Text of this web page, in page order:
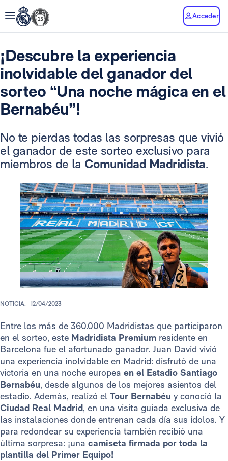
Acceder
¡Descubre la experiencia
inolvidable del ganador del
sorteo “Una noche mágica en el
Bernabéu”!
No te pierdas todas las sorpresas que vivió
el ganador de este sorteo exclusivo para
miembros de la Comunidad Madridista.
NOTICIA. 12/04/2023
Entre los más de 360.000 Madridistas que participaron
en el sorteo, este Madridista Premium residente en
Barcelona fue el afortunado ganador. Juan David vivió
una experiencia inolvidable en Madrid: disfrutó de una
victoria en una noche europea en el Estadio Santiago
Bernabéu, desde algunos de los mejores asientos del
estadio. Además, realizó el Tour Bernabéu y conoció la
Ciudad Real Madrid, en una visita guiada exclusiva de
las instalaciones donde entrenan cada día sus ídolos. Y
para redondear su experiencia también recibió una
última sorpresa: ¡una camiseta firmada por toda la
plantilla del Primer Equipo!